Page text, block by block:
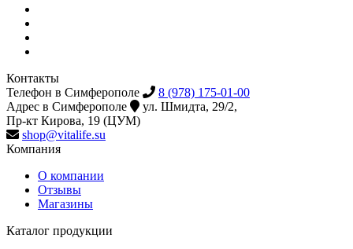
Контакты
Телефон в Симферополе
8 (978) 175-01-00
Адрес в Симферополе
ул. Шмидта, 29/2,
Пр-кт Кирова, 19 (ЦУМ)
shop@vitalife.su
Компания
О компании
Отзывы
Магазины
Каталог продукции